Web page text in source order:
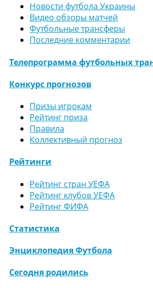
Новости футбола Украины
Видео обзоры матчей
Футбольные трансферы
Последние комментарии
Телепрограмма футбольных
Конкурс прогнозов
Призы игрокам
Рейтинг приза
Правила
Коллективный прогноз
Рейтинги
Рейтинг стран УЕФА
Рейтинг клубов УЕФА
Рейтинг ФИФА
Статистика
Энциклопедия Футбола
Сегодня родились